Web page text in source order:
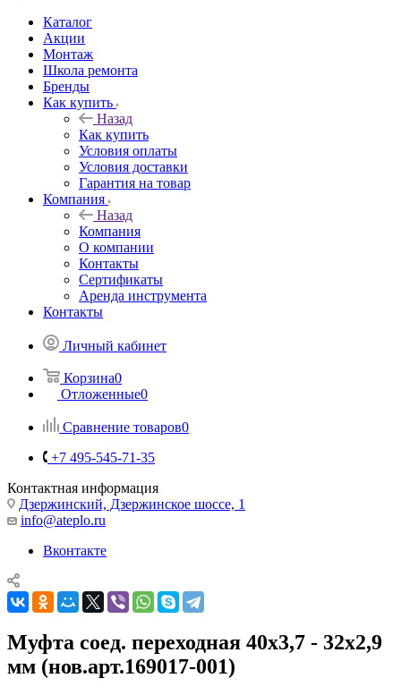
Каталог
Акции
Монтаж
Школа ремонта
Бренды
Как купить
Назад
Как купить
Условия оплаты
Условия доставки
Гарантия на товар
Компания
Назад
Компания
О компании
Контакты
Сертификаты
Аренда инструмента
Контакты
Личный кабинет
Корзина0
Отложенные0
Сравнение товаров0
+7 495-545-71-35
Контактная информация
Дзержинский, Дзержинское шоссе, 1
info@ateplo.ru
Вконтакте
Муфта соед. переходная 40х3,7 - 32х2,9
мм (нов.арт.169017-001)